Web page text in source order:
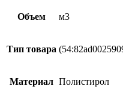
Объем м3
Тип товара
Материал Полистирол